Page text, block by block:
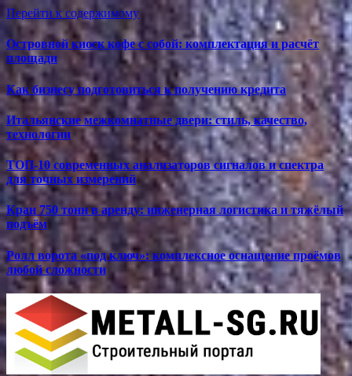
Перейти к содержимому
Островной киоск кофе с собой: комплектация и расчёт
площади
Как бизнесу подготовиться к получению кредита
Итальянские межкомнатные двери: стиль, качество,
технологии
ТОП-10 современных анализаторов сигналов и спектра
для точных измерений
Кран 750 тонн в аренду: инженерная логистика и тяжёлый
подъём
Ролл ворота «под ключ»: комплексное оснащение проёмов
любой сложности